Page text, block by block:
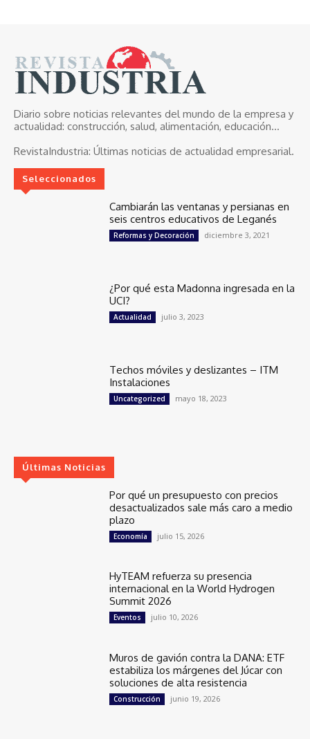
Diario sobre noticias relevantes del mundo de la empresa y
actualidad: construcción, salud, alimentación, educación...
RevistaIndustria: Últimas noticias de actualidad empresarial.
Seleccionados
Cambiarán las ventanas y persianas en
seis centros educativos de Leganés
Reformas y Decoración diciembre 3, 2021
¿Por qué esta Madonna ingresada en la
UCI?
Actualidad julio 3, 2023
Techos móviles y deslizantes – ITM
Instalaciones
Uncategorized mayo 18, 2023
Últimas Noticias
Por qué un presupuesto con precios
desactualizados sale más caro a medio
plazo
Economía julio 15, 2026
HyTEAM refuerza su presencia
internacional en la World Hydrogen
Summit 2026
Eventos julio 10, 2026
Muros de gavión contra la DANA: ETF
estabiliza los márgenes del Júcar con
soluciones de alta resistencia
Construcción junio 19, 2026